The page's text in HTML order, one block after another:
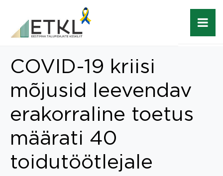
COVID-19 kriisi
mõjusid leevendav
erakorraline toetus
määrati 40
toidutöötlejale